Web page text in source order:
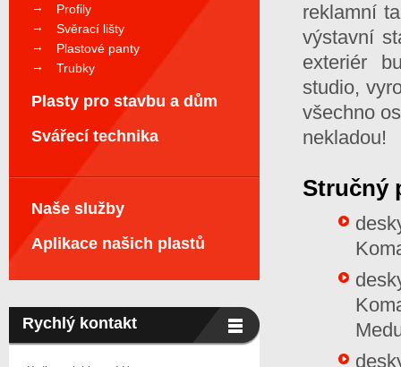
reklamní
výstavní
exteriér
studio,
všechno
nekladou!
Stručný
Profily
Svěrací lišty
Plastové panty
Trubky
Plasty pro stavbu a dům
Svářecí technika
Naše služby
Aplikace našich plastů
Rychlý kontakt